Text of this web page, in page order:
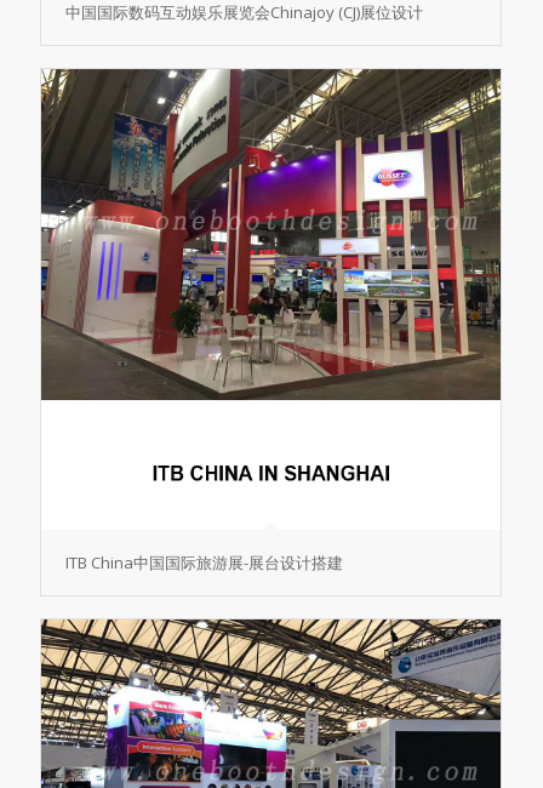
中国国际数码互动娱乐展览会Chinajoy (CJ)展位设计
ITB China中国国际旅游展-展台设计搭建